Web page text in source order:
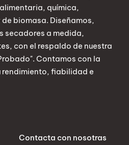
química,
biomasa. Diseñamos,
secadores a medida,
con el respaldo de nuestra
Contamos con la
rendimiento, fiabilidad e
Contacta con nosotras